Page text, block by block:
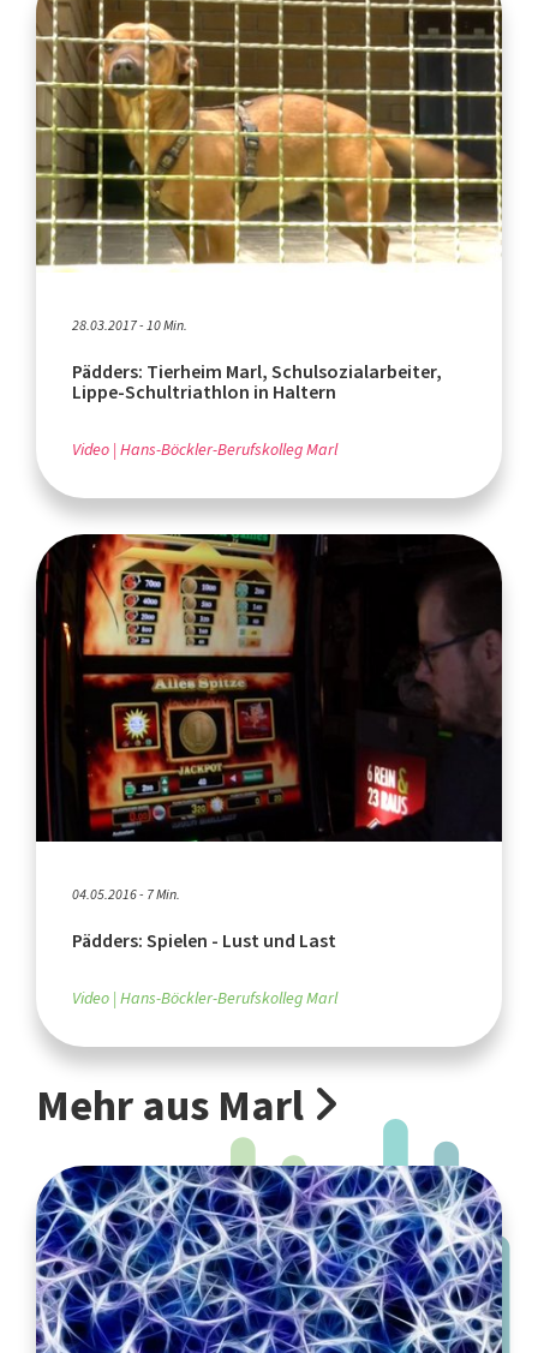
28.03.2017 - 10 Min.
Pädders: Tierheim Marl, Schulsozialarbeiter,
Lippe-Schultriathlon in Haltern
Video Hans-Böckler-Berufskolleg Marl
04.05.2016 - 7 Min.
Pädders: Spielen - Lust und Last
Video Hans-Böckler-Berufskolleg Marl
Mehr aus Marl